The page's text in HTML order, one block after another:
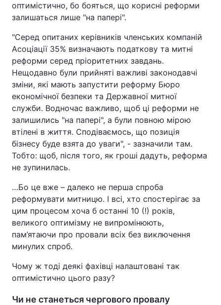
оптимістично, бо бояться, що корисні реформи
залишаться лише "на папері".
"Серед опитаних керівників членських компаній
Асоціації 35% визначають податкову та митні
реформи серед пріоритетних завдань.
Нещодавно були прийняті важливі законодавчі
зміни, які мають запустити реформу Бюро
економічної безпеки та Державної митної
служби. Водночас важливо, щоб ці реформи не
залишились "на папері", а були повною мірою
втілені в життя. Сподіваємось, що позиція
бізнесу буде взята до уваги", - зазначили там.
Тобто: щоб, після того, як гроші дадуть, реформа
не зупинилась.
…Бо це вже – далеко не перша спроба
реформувати митницю. І всі, хто спостерігає за
цим процесом хоча б останні 10 (!) років,
великого оптимізму не випромінюють,
пам’ятаючи про провали всіх без виключення
минулих спроб.
Чому ж тоді деякі фахівці налаштовані так
оптимістично цього разу?
Чи не станеться чергового провалу